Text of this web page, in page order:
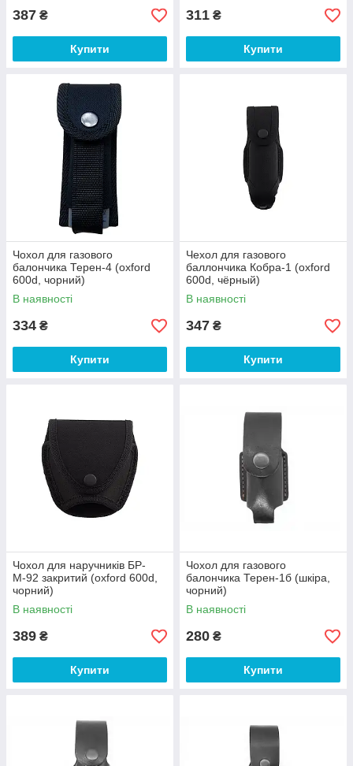
387 ₴
Купити
311 ₴
Купити
Чохол для газового
балончика Терен-4 (oxford
600d, чорний)
В наявності
334 ₴
Купити
Чехол для газового
баллончика Кобра-1 (oxford
600d, чёрный)
В наявності
347 ₴
Купити
Чохол для наручників БР-
М-92 закритий (oxford 600d,
чорний)
В наявності
389 ₴
Купити
Чохол для газового
балончика Терен-1б (шкіра,
чорний)
В наявності
280 ₴
Купити